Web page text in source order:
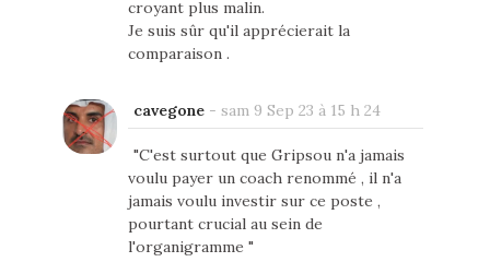
croyant plus malin.
Je suis sûr qu'il apprécierait la
comparaison .
cavegone- sam 9 Sep 23 à 15 h 24
"C'est surtout que Gripsou n'a jamais
voulu payer un coach renommé , il n'a
jamais voulu investir sur ce poste ,
pourtant crucial au sein de
l'organigramme "